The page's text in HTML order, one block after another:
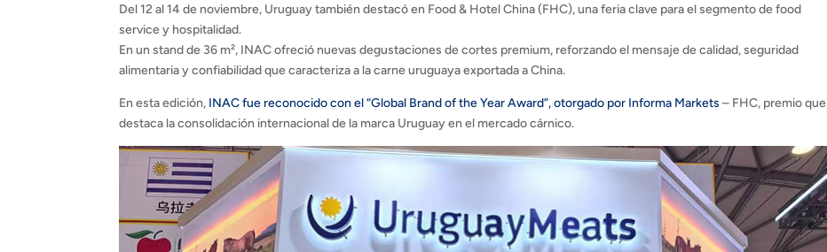
Del 12 al 14 de noviembre, Uruguay también destacó en Food & Hotel China (FHC), una feria clave para el segmento de food
service y hospitalidad.
En un stand de 36 m², INAC ofreció nuevas degustaciones de cortes premium, reforzando el mensaje de calidad, seguridad
alimentaria y confiabilidad que caracteriza a la carne uruguaya exportada a China.
En esta edición, INAC fue reconocido con el “Global Brand of the Year Award”, otorgado por Informa Markets – FHC, premio que
destaca la consolidación internacional de la marca Uruguay en el mercado cárnico.